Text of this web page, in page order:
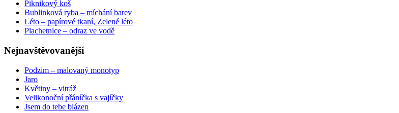
Piknikový koš
Bublinková ryba – míchání barev
Léto – papírové tkaní, Zelené léto
Plachetnice – odraz ve vodě
Nejnavštěvovanější
Podzim – malovaný monotyp
Jaro
Květiny – vitráž
Velikonoční přáníčka s vajíčky
Jsem do tebe blázen